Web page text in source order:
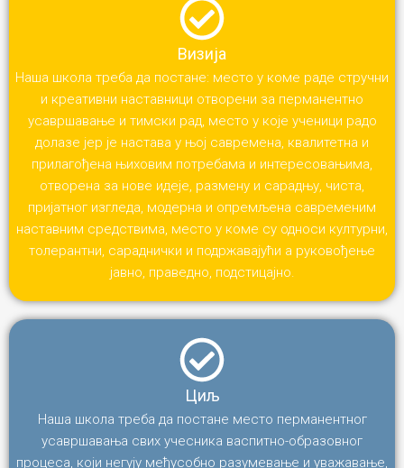
Визија
Наша школа треба да постане: место у коме раде стручни
и креативни наставници отворени за перманентно
усавршавање и тимски рад, место у које ученици радо
долазе јер је настава у њој савремена, квалитетна и
прилагођена њиховим потребама и интересовањима,
отворена за нове идеје, размену и сарадњу, чиста,
пријатног изгледа, модерна и опремљена савременим
наставним средствима, место у коме су односи културни,
толерантни, сараднички и подржавајући а руковођење
јавно, праведно, подстицајно.
Циљ
Наша школа треба да постане место перманентног
усавршавања свих учесника васпитно-образовног
процеса, који негују међусобно разумевање и уважавање,